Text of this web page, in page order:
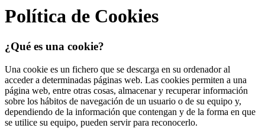
Política de Cookies
¿Qué es una cookie?
Una cookie es un fichero que se descarga en su ordenador al
acceder a determinadas páginas web. Las cookies permiten a una
página web, entre otras cosas, almacenar y recuperar información
sobre los hábitos de navegación de un usuario o de su equipo y,
dependiendo de la información que contengan y de la forma en que
se utilice su equipo, pueden servir para reconocerlo.